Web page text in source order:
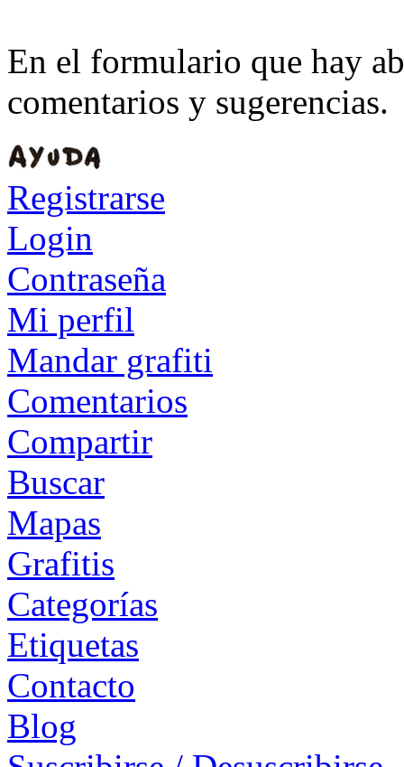
En el formulario que hay
comentarios y sugerencias.
Registrarse
Login
Contraseña
Mi perfil
Mandar grafiti
Comentarios
Compartir
Buscar
Mapas
Grafitis
Categorías
Etiquetas
Contacto
Blog